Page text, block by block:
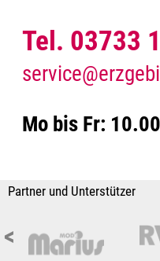
Tel. 03733
Mo bis Fr:
Partner und Unterstützer
<